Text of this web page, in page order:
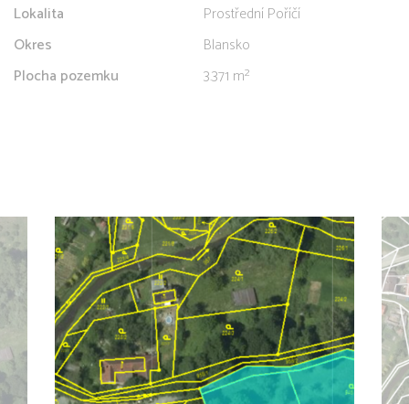
Lokalita
Prostřední Poříčí
Okres
Blansko
Plocha pozemku
3.371 m²